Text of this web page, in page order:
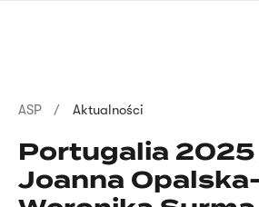
Ścieżka
nawigacyjna
ASP Aktualności
Portugalia
Joanna